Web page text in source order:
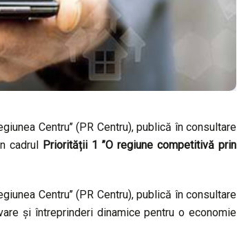
Centru’’ (PR Centru), publică în consultare
cadrul Priorității 1 ”O regiune competitivă prin
Centru’’ (PR Centru), publică în consultare
și întreprinderi dinamice pentru o economie